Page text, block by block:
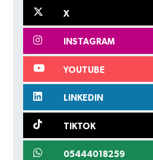
X
INSTAGRAM
YOUTUBE
LINKEDIN
TIKTOK
05444018259